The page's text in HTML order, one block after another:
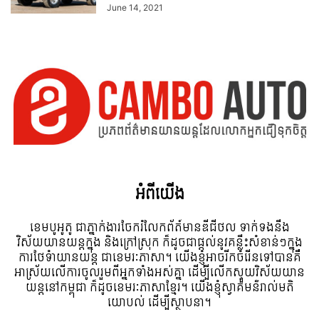
June 14, 2021
អំពី​យើង
ខេមបូអូតូ ជាភ្នាក់ងារចែករំលែកព័ត៍មានឌីជីថល ទាក់ទងនឹង
វិស័យយានយន្តក្នុង និងក្រៅស្រុក ក៏ដូចជាផ្តល់នូវគន្លឹះសំខាន់ៗក្នុង
ការថែទំាយានយន្ត ជាខេមរៈភាសា។ យើងខ្ញុំអាចរីកចំរើនទៅបានគឺ
អាស្រ័យលើការចូលរួមពីអ្នកទាំងអស់គ្នា ដើម្បីលើកស្ទួយវិស័យយាន
យន្តនៅកម្ពុជា ក៏ដូចខេមរៈភាសាខ្មែរ។ យើងខ្ញុំស្វាគមន៌រាល់មតិ
យោបល់ ដើម្បីស្ថាបនា។